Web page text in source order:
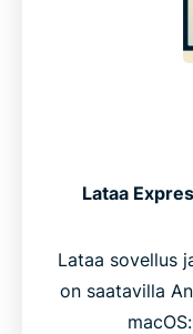
Lataa
Lataa sovellus
on saatavilla